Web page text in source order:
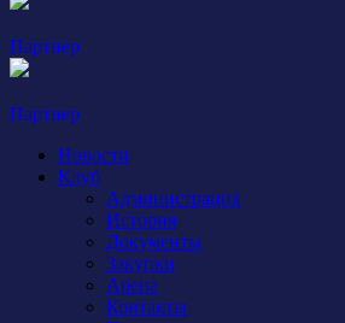
Партнер
Партнер
Новости
Клуб
Администрация
История
Документы
Закупки
Арена
Контакты